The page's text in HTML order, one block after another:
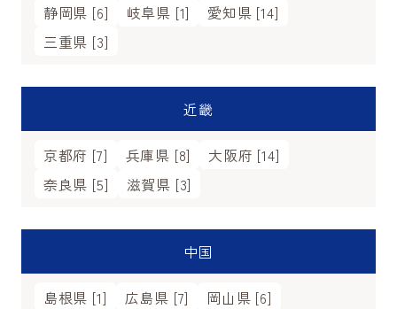
静岡県 [6] 岐阜県 [1]
愛知県 [14]
三重県 [3]
近畿
京都府 [7] 兵庫県 [8]
大阪府 [14]
奈良県 [5]
滋賀県 [3]
中国
島根県 [1] 広島県 [7]
岡山県 [6]